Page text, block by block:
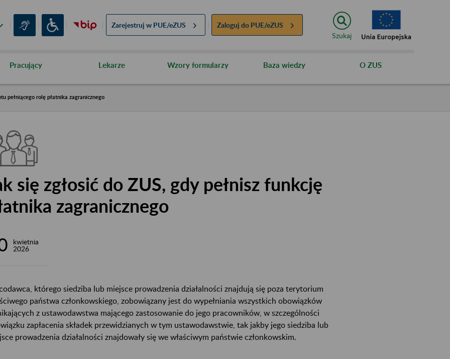
Zarejestruj w PUE/eZUS Zaloguj do PUE/eZUS
Szukaj
Pracujący Lekarze Wzory formularzy Baza wiedzy O ZUS
pełniącego rolę płatnika zagranicznego
się zgłosić do ZUS, gdy pełnisz funkcję
zagranicznego
kwietnia
2026
którego siedziba lub miejsce prowadzenia działalności znajdują się poza terytorium
państwa członkowskiego, zobowiązany jest do wypełniania wszystkich obowiązków
z ustawodawstwa mającego zastosowanie do jego pracowników, w szczególności
zapłacenia składek przewidzianych w tym ustawodawstwie, tak jakby jego siedziba lub
prowadzenia działalności znajdowały się we właściwym państwie członkowskim.